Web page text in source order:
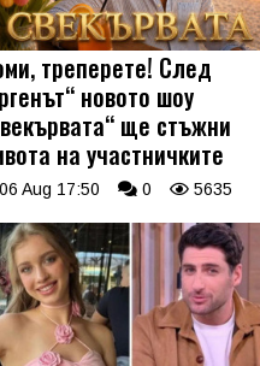
треперете! След
новото шоу
ще стъжни
на участничките
06 Aug 17:50 0 5635